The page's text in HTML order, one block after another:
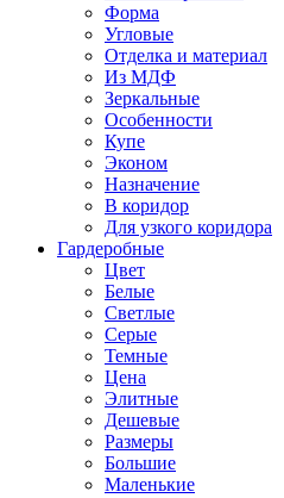
Форма
Угловые
Отделка и материал
Из МДФ
Зеркальные
Особенности
Купе
Эконом
Назначение
В коридор
Для узкого коридора
Гардеробные
Цвет
Белые
Светлые
Серые
Темные
Цена
Элитные
Дешевые
Размеры
Большие
Маленькие